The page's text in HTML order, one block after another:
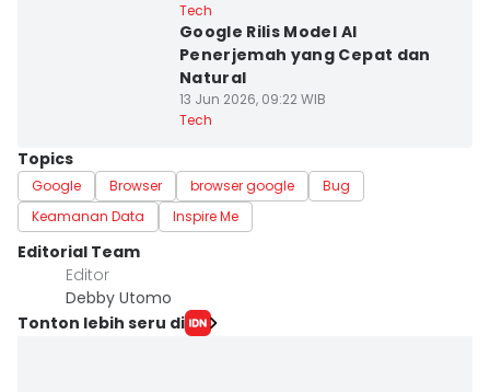
Tech
Google Rilis Model AI
Penerjemah yang Cepat dan
Natural
13 Jun 2026, 09:22 WIB
Tech
Topics
Google Browser browser google
Bug
Keamanan Data
Inspire Me
Editorial Team
Editor
Debby Utomo
Tonton lebih seru di